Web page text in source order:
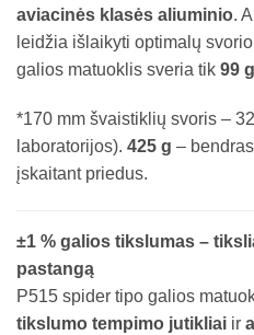
aviacinės klasės aliuminio.
leidžia išlaikyti optimalų
galios matuoklis sveria tik 99 g
*170 mm švaistiklių svoris –
laboratorijos). 425 g –
įskaitant priedus.
±1 % galios tikslumas –
pastangą
P515 spider tipo galios
tikslumo tempimo jutikliai ir